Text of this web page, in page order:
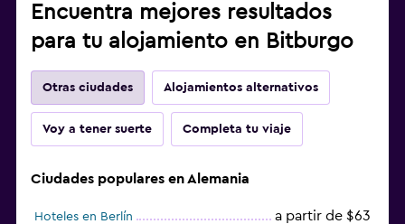
Encuentra mejores resultados
para tu alojamiento en Bitburgo
Otras ciudades Alojamientos alternativos
Voy a tener suerte Completa tu viaje
Ciudades populares en Alemania
Hoteles en Berlín a partir de $63